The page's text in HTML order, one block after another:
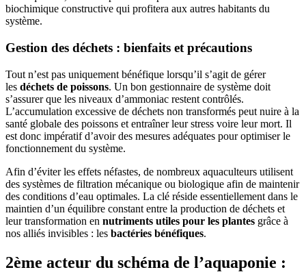
biochimique constructive qui profitera aux autres habitants du
système.
Gestion des déchets : bienfaits et précautions
Tout n’est pas uniquement bénéfique lorsqu’il s’agit de gérer
les déchets de poissons. Un bon gestionnaire de système doit
s’assurer que les niveaux d’ammoniac restent contrôlés.
L’accumulation excessive de déchets non transformés peut nuire à la
santé globale des poissons et entraîner leur stress voire leur mort. Il
est donc impératif d’avoir des mesures adéquates pour optimiser le
fonctionnement du système.
Afin d’éviter les effets néfastes, de nombreux aquaculteurs utilisent
des systèmes de filtration mécanique ou biologique afin de maintenir
des conditions d’eau optimales. La clé réside essentiellement dans le
maintien d’un équilibre constant entre la production de déchets et
leur transformation en nutriments utiles pour les plantes grâce à
nos alliés invisibles : les bactéries bénéfiques.
2ème acteur du schéma de l’aquaponie :